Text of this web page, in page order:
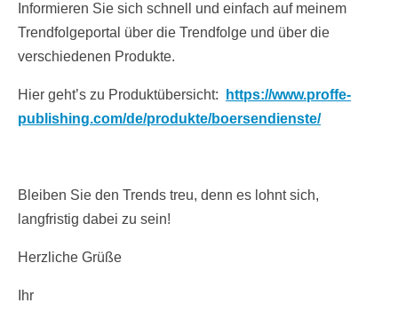
Informieren Sie sich schnell und einfach auf meinem
Trendfolgeportal über die Trendfolge und über die
verschiedenen Produkte.
Hier geht’s zu Produktübersicht:
https://www.proffe-
publishing.com/de/produkte/boersendienste/
Bleiben Sie den Trends treu, denn es lohnt sich,
langfristig dabei zu sein!
Herzliche Grüße
Ihr